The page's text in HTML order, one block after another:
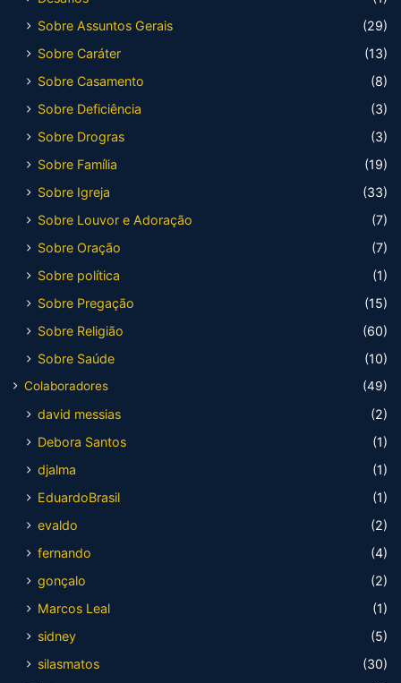
Sobre Assuntos Gerais
(29)
Sobre Caráter
(13)
Sobre Casamento
(8)
Sobre Deficiência
(3)
Sobre Drogras
(3)
Sobre Família
(19)
Sobre Igreja
(33)
Sobre Louvor e Adoração
(7)
Sobre Oração
(7)
Sobre política
(1)
Sobre Pregação
(15)
Sobre Religião
(60)
Sobre Saúde
(10)
Colaboradores (49)
david messias
(2)
Debora Santos
(1)
djalma
(1)
EduardoBrasil
(1)
evaldo
(2)
fernando
(4)
gonçalo
(2)
Marcos Leal
(1)
sidney
(5)
silasmatos
(30)